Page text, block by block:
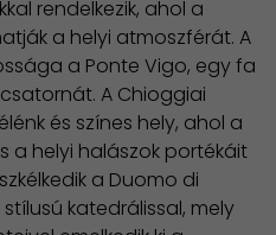
rendelkezik, ahol a
a helyi atmoszférát. A
a Ponte Vigo, egy fa
A Chioggiai
és színes hely, ahol a
a helyi halászok portékáit
a Duomo di
katedrálissal, mely